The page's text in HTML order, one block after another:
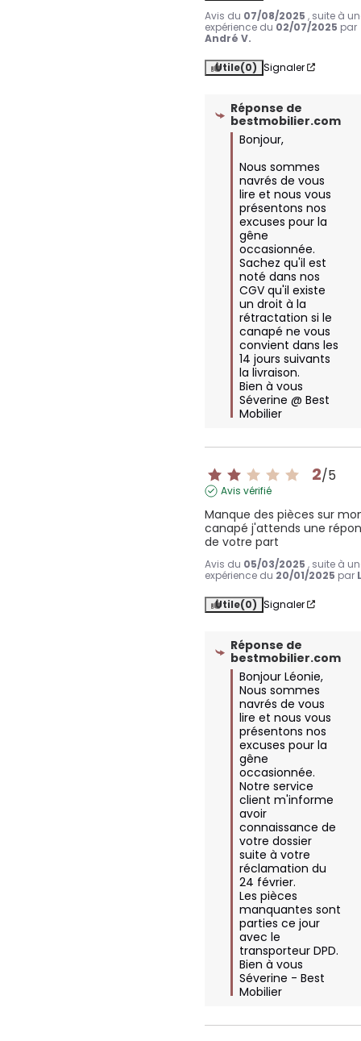
Avis du 07/08/2025 , suite à
expérience du 02/07/2025 par
André V.
Utile(0) Signaler
Réponse de
bestmobilier.com
Bonjour,
Nous sommes
navrés de vous
lire et nous vous
présentons nos
excuses pour la
gêne
occasionnée.
Sachez qu'il est
noté dans nos
CGV qu'il existe
un droit à la
rétractation si le
canapé ne vous
convient dans les
14 jours suivants
la livraison.
Bien à vous
Séverine @ Best
Mobilier
2/5
Avis vérifié
Manque des pièces sur
canapé j'attends une
de votre part
Avis du 05/03/2025 , suite à
expérience du 20/01/2025 par
Utile(0) Signaler
Réponse de
bestmobilier.com
Bonjour Léonie,
Nous sommes
navrés de vous
lire et nous vous
présentons nos
excuses pour la
gêne
occasionnée.
Notre service
client m'informe
avoir
connaissance de
votre dossier
suite à votre
réclamation du
24 février.
Les pièces
manquantes sont
parties ce jour
avec le
transporteur DPD.
Bien à vous
Séverine - Best
Mobilier